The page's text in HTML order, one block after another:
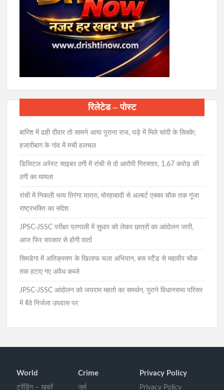
रिलेटेड – पोस्ट
बारिश में ढही दीवार तो सामने आया पुराना राज, घड़े में मिले चांदी के सिक्के;
हजारीबाग के गांव में मची हलचल
डिजिटल अरेस्ट साइबर ठगी में रांची से दो आरोपी गिरफ्तार, 1.67 करोड़ की
ठगी का मामला
रांची में निकली भव्य तिरंगा यात्रा, मोरहाबादी से अल्बर्ट एक्का चौक तक गूंजा
राष्ट्रभक्ति का संदेश
JPSC-JSSC परीक्षा प्रणाली में सुधार को लेकर छात्रों का आंदोलन जारी,
आज फिर सरकार से होगी वार्ता
सिमडेगा में अतिक्रमण के खिलाफ चला अभियान, बस स्टैंड से महावीर चौक
तक हटाए गए अवैध कब्जे
JPSC-JSSC आंदोलन को जयराम महतो का समर्थन, पुराने विधानसभा परिसर
में बैठे निर्जला उपवास पर
World
ट्रेंडिंग – खबरें
Crime
जुर्म
Privacy Policy
Privacy Policy